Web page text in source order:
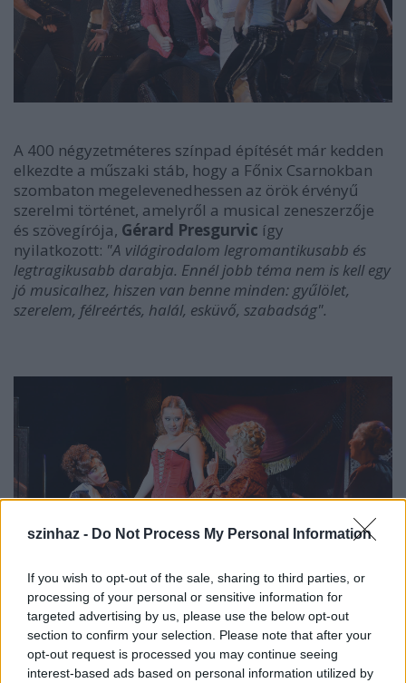
szinhaz - Do Not Process My Personal Information
If you wish to opt-out of the sale, sharing to third parties, or
processing of your personal or sensitive information for
targeted advertising by us, please use the below opt-out
section to confirm your selection. Please note that after your
opt-out request is processed you may continue seeing
interest-based ads based on personal information utilized by
A 400 négyzetméteres színpad építését már kedden
elkezdte a műszaki stáb, hogy a Főnix Csarnokban
szombaton megelevenedhessen az örök érvényű
szerelmi történet, amelyről a musical zeneszerzője
és szövegírója, Gérard Presgurvic így
nyilatkozott: "A világirodalom legromantikusabb és
legtragikusabb darabja. Ennél jobb téma nem is kell egy
jó musicalhez, hiszen van benne minden: gyűlölet,
szerelem, félreértés, halál, esküvő, szabadság".